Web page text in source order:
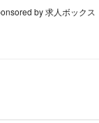
by 求人ボックス